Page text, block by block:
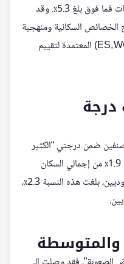
السكان الذين تبلغ أعمارهم خمس سنوات فما فوق بلغ 5.3٪. وقد
السكانية ومنهجية
مجموعة واشنطن للأسئلة الموسعة (ES‑WG) المعتمدة لتقييم
ضمن درجتي “الكثير
من الصعوبة” و”لا يستطيع” وصلت إلى 1.9٪ من إجمالي السكان
المستهدفين. وبالنسبة للمواطنين السعوديين، بلغت هذه النسبة 2.3٪،
والمتوسطة